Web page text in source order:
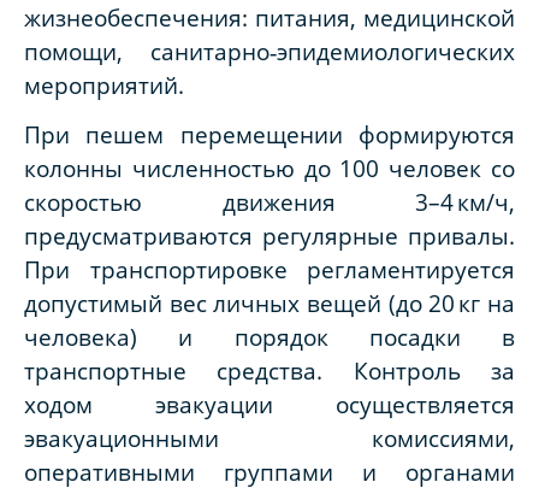
жизнеобеспечения: питания, медицинской
помощи, санитарно‑эпидемиологических
мероприятий.
При пешем перемещении формируются
колонны численностью до 100 человек со
скоростью движения 3–4 км/ч,
предусматриваются регулярные привалы.
При транспортировке регламентируется
допустимый вес личных вещей (до 20 кг на
человека) и порядок посадки в
транспортные средства. Контроль за
ходом эвакуации осуществляется
эвакуационными комиссиями,
оперативными группами и органами